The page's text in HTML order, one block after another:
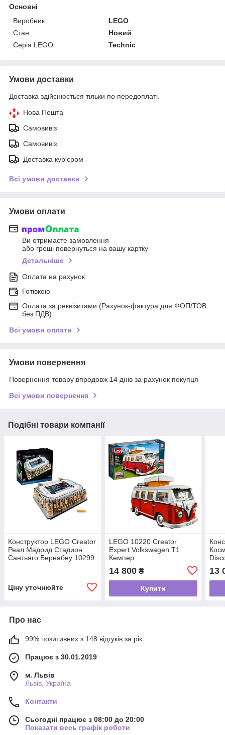
Основні
Виробник
LEGO
Стан
Новий
Серія LEGO
Technic
Умови доставки
Доставка здійснюється тільки по передоплаті.
Нова Пошта
Самовивіз
Самовивіз
Доставка кур'єром
Всі умови доставки
Умови оплати
Ви отримаєте замовлення
або гроші повернуться на вашу картку
Детальніше
Оплата на рахунок
Готівкою
Оплата за реквізитами (Рахунок-фактура для ФОП/ТОВ
без ПДВ)
Всі умови оплати
Умови повернення
Повернення товару впродовж 14 днів за рахунок покупця
Всі умови повернення
Подібні товари компанії
Конструктор LEGO Creator
Реал Мадрид Стадион
Сантьяго Бернабеу 10299
Ціну уточнюйте
LEGO 10220 Creator
Expert Volkswagen T1
Кемпер
14 800₴
Купити
13
Про нас
99% позитивних з 148 відгуків за рік
Працює з 30.01.2019
м. Львів
Львів, Україна
Контакти
Сьогодні працює з 08:00 до 20:00
Показати весь графік роботи